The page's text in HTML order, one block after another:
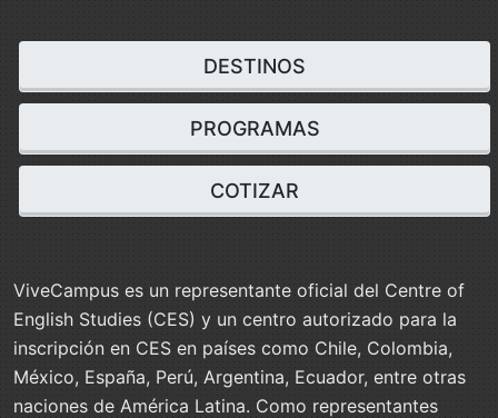
DESTINOS
PROGRAMAS
COTIZAR
ViveCampus es un representante oficial del Centre of
English Studies (CES) y un centro autorizado para la
inscripción en CES en países como Chile, Colombia,
México, España, Perú, Argentina, Ecuador, entre otras
naciones de América Latina. Como representantes